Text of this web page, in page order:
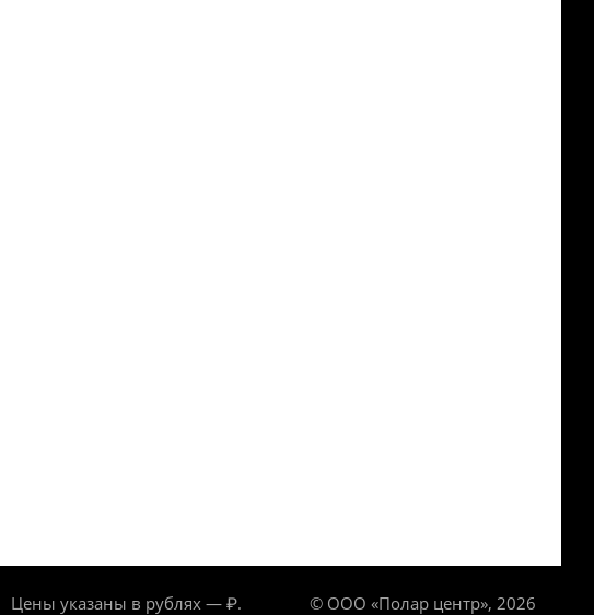
Цены указаны в рублях — ₽. © ООО «Полар центр», 2026